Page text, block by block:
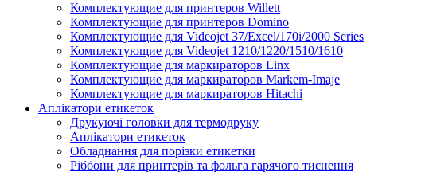
Каплеструйный принтер CodPad S200 Plus для маркировки продукции
Комплектующие для принтеров Willett
Комплектующие для принтеров Domino
Комплектующие для Videojet 37/Excel/170i/2000 Series
Комплектующие для Videojet 1210/1220/1510/1610
Комплектующие для маркираторов Linx
Комплектующие для маркираторов Markem-Imaje
Комплектующие для маркираторов Hitachi
Аплікатори етикеток
Друкуючі головки для термодруку
Аплікатори етикеток
Обладнання для порізки етикетки
Ріббони для принтерів та фольга гарячого тиснення